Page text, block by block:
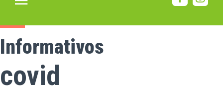
Informativos
covid